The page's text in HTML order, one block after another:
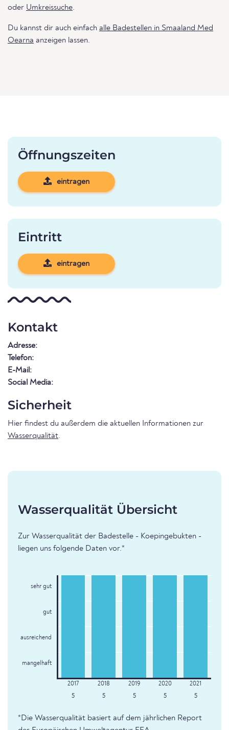
oder Umkreissuche.
Du kannst dir auch einfach alle Badestellen in Smaaland Med
Oearna anzeigen lassen.
Öffnungszeiten
eintragen
Eintritt
eintragen
Kontakt
Adresse:
Telefon:
E-Mail:
Social Media:
Sicherheit
Hier findest du außerdem die aktuellen Informationen zur
Wasserqualität.
Wasserqualität Übersicht
Zur Wasserqualität der Badestelle - Koepingebukten -
liegen uns folgende Daten vor.*
sehr gut
gut
ausreichend
mangelhaft
5 5 5 5 5
*Die Wasserqualität basiert auf dem jährlichen Report